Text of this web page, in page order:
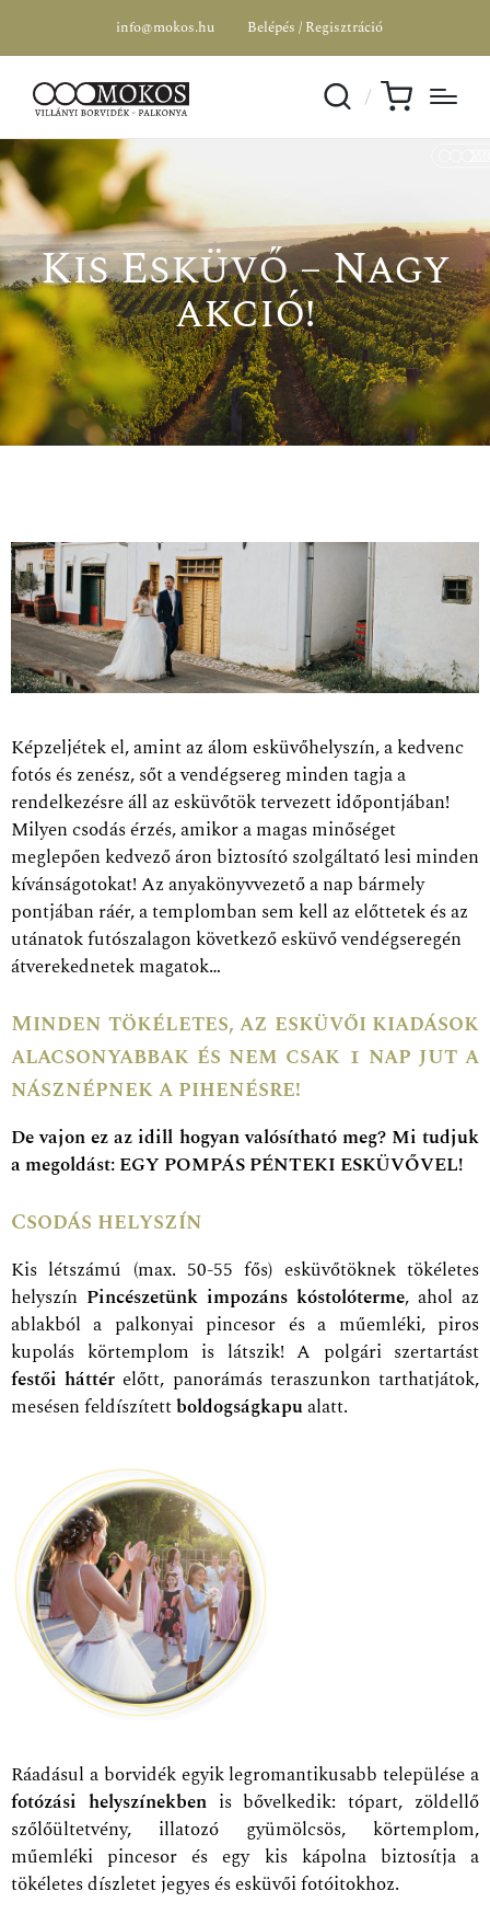
info@mokos.hu Belépés / Regisztráció
Kis Esküvő – Nagy
akció!
Képzeljétek el, amint az álom esküvőhelyszín, a kedvenc
fotós és zenész, sőt a vendégsereg minden tagja a
rendelkezésre áll az esküvőtök tervezett időpontjában!
Milyen csodás érzés, amikor a magas minőséget
meglepően kedvező áron biztosító szolgáltató lesi minden
kívánságotokat! Az anyakönyvvezető a nap bármely
pontjában ráér, a templomban sem kell az előttetek és az
utánatok futószalagon következő esküvő vendégseregén
átverekednetek magatok…
Minden tökéletes, az esküvői kiadások
alacsonyabbak és nem csak 1 nap jut a
násznépnek a pihenésre!
De vajon ez az idill hogyan valósítható meg? Mi tudjuk
a megoldást: EGY POMPÁS PÉNTEKI ESKÜVŐVEL!
Csodás helyszín
Kis létszámú (max. 50-55 fős) esküvőtöknek tökéletes
helyszín Pincészetünk impozáns kóstolóterme, ahol az
ablakból a palkonyai pincesor és a műemléki, piros
kupolás körtemplom is látszik! A polgári szertartást
festői háttér előtt, panorámás teraszunkon tarthatjátok,
mesésen feldíszítettboldogságkapualatt.
Ráadásul a borvidék egyik legromantikusabb települése a
fotózási helyszínekbenis bővelkedik: tópart, zöldellő
szőlőültetvény, illatozó gyümölcsös, körtemplom,
műemléki pincesor és egy kis kápolna biztosítja a
tökéletes díszletet jegyes és esküvői fotóitokhoz.